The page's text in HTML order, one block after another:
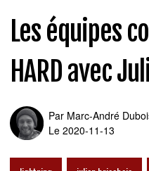
Les équipes
HARD avec
Par Marc-André
Le 2020-11-13